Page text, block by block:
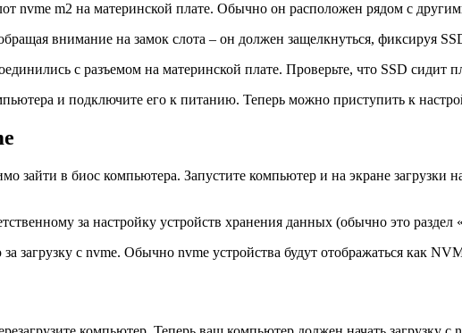
nvme m2 на материнской плате. Обычно он расположен рядом с
внимание на замок слота – он должен защелкнуться, фиксируя
с разъемом на материнской плате. Проверьте, что SSD сидит
и подключите его к питанию. Теперь можно приступить к
зайти в биос компьютера. Запустите компьютер и на экране
за настройку устройств хранения данных (обычно это раздел
с nvme. Обычно nvme устройства будут отображаться как